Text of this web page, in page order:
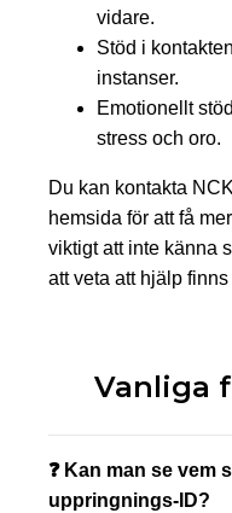
vidare.
Stöd i
instanser.
Emotionellt
stress och oro.
Du kan kontakta
hemsida för att få
viktigt att inte känna
att veta att hjälp
Vanliga
❓ Kan man se vem
uppringnings-ID?